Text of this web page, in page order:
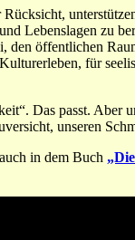
Lebenslagen zu
den öffentlichen
für
Das passt.
unseren
in dem Buch